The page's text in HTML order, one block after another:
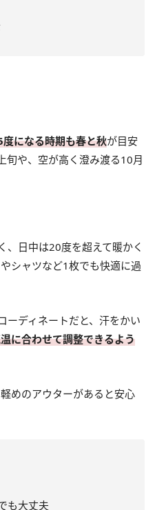
になる時期も春と秋が目安
旬や、空が高く澄み渡る10月
、日中は20度を超えて暖かく
シャツなど1枚でも快適に過
ーディネートだと、汗をかい
に合わせて調整できるよう
めのアウターがあると安心
も大丈夫